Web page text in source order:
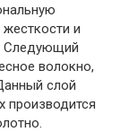
и
Следующий
волокно,
слой